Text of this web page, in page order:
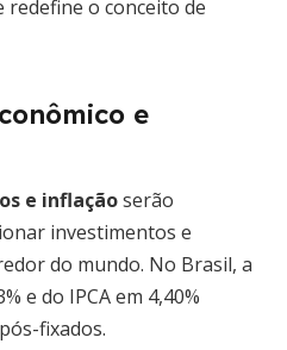
redefine o conceito de
e
e inflaçãoserão
investimentos e
do mundo. No Brasil, a
e do IPCA em 4,40%
fixados.